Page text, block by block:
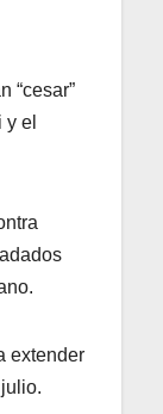
“cesar”
el
extender